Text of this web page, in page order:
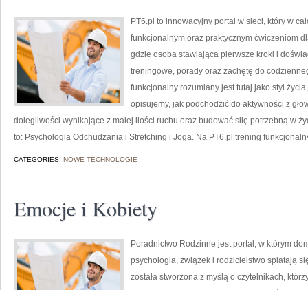
PT6.pl to innowacyjny portal w sieci, który w
funkcjonalnym oraz praktycznym ćwiczeniom
gdzie osoba stawiająca pierwsze kroki i
treningowe, porady oraz zachętę do
funkcjonalny rozumiany jest tutaj jako styl
opisujemy, jak podchodzić do aktywności z
dolegliwości wynikające z małej ilości ruchu oraz budować siłę potrzebną w
to: Psychologia Odchudzania i Stretching i Joga. Na PT6.pl trening
CATEGORIES: NOWE TECHNOLOGIE
Emocje i Kobiety
Poradnictwo Rodzinne jest portal, w którym
psychologia, związek i rodzicielstwo splatają
została stworzona z myślą o czytelnikach,